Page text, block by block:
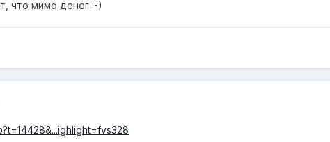
что мимо денег :-)